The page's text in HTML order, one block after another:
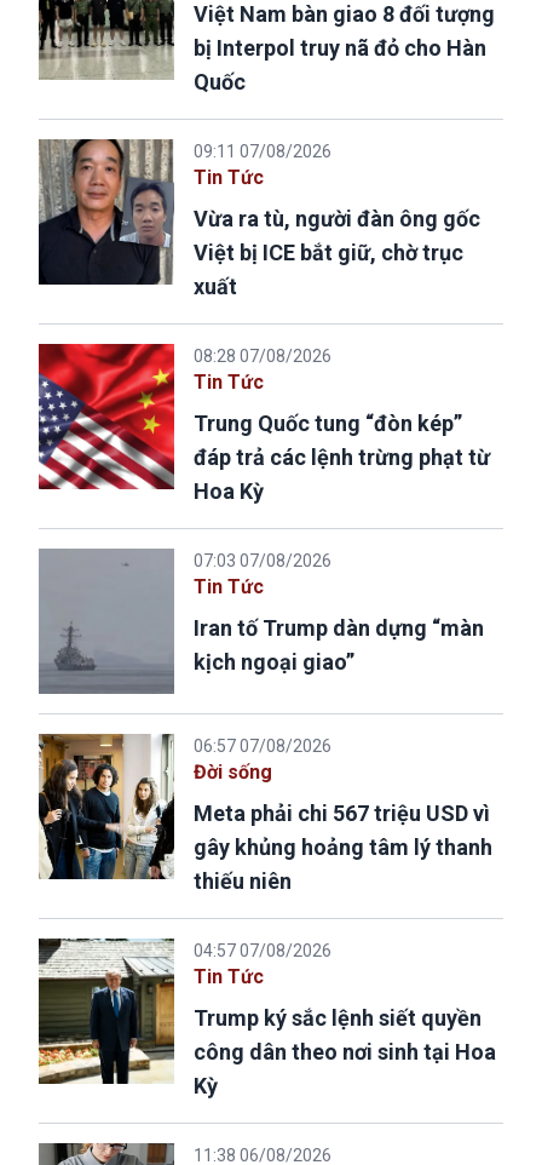
Việt Nam bàn giao 8 đối tượng
bị Interpol truy nã đỏ cho Hàn
Quốc
09:11 07/08/2026
Tin Tức
Vừa ra tù, người đàn ông gốc
Việt bị ICE bắt giữ, chờ trục
xuất
08:28 07/08/2026
Tin Tức
Trung Quốc tung “đòn kép”
đáp trả các lệnh trừng phạt từ
Hoa Kỳ
07:03 07/08/2026
Tin Tức
Iran tố Trump dàn dựng “màn
kịch ngoại giao”
06:57 07/08/2026
Đời sống
Meta phải chi 567 triệu USD vì
gây khủng hoảng tâm lý thanh
thiếu niên
04:57 07/08/2026
Tin Tức
Trump ký sắc lệnh siết quyền
công dân theo nơi sinh tại Hoa
Kỳ
11:38 06/08/2026